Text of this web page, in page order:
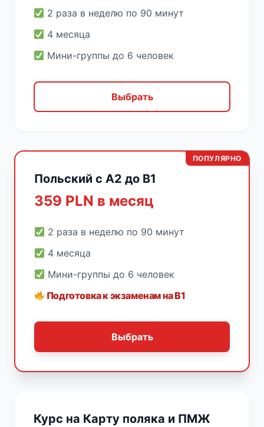
2 раза в неделю по 90 минут
4 месяца
Мини-группы до 6 человек
Выбрать
ПОПУЛЯРНО
Польский с A2 до B1
359 PLN в месяц
2 раза в неделю по 90 минут
4 месяца
Мини-группы до 6 человек
Подготовка к экзаменам на B1
Выбрать
Курс на Карту поляка и ПМЖ